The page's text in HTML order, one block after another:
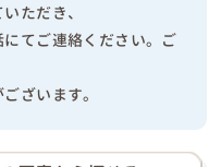
ただき、
てご連絡ください。ご
ざいます。